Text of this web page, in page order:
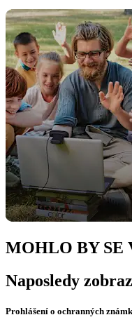
MOHLO BY
Naposledy
Prohlášení o ochranných